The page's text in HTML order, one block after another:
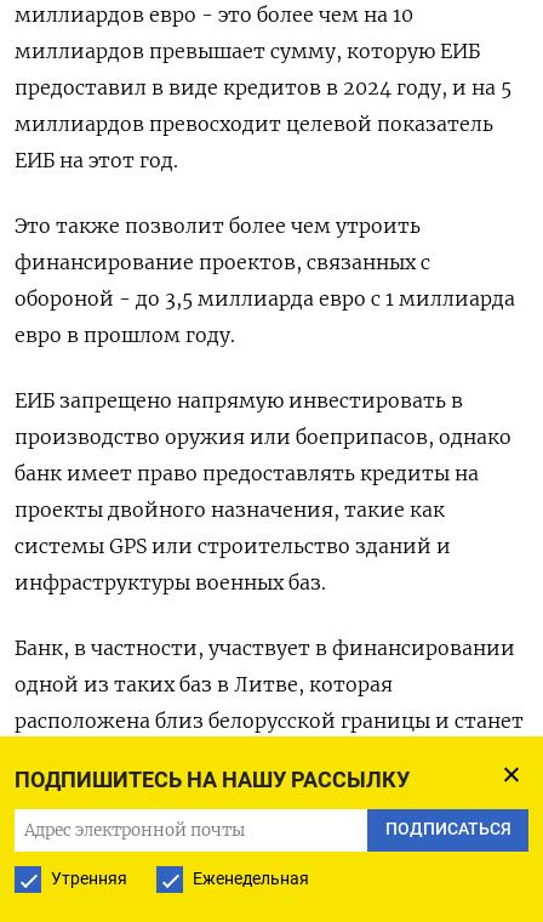
ПОДПИШИТЕСЬ НА НАШУ РАССЫЛКУ
ПОДПИСАТЬСЯ
Утренняя Еженедельная
миллиардов евро - это более чем на 10
миллиардов превышает сумму, которую ЕИБ
предоставил в виде кредитов в 2024 году, и на 5
миллиардов превосходит целевой показатель
ЕИБ на этот год.
Это также позволит более чем утроить
финансирование проектов, связанных с
обороной - до 3,5 миллиарда евро с 1 миллиарда
евро в прошлом году.
ЕИБ запрещено напрямую инвестировать в
производство оружия или боеприпасов, однако
банк имеет право предоставлять кредиты на
проекты двойного назначения, такие как
системы GPS или строительство зданий и
инфраструктуры военных баз.
Банк, в частности, участвует в финансировании
одной из таких баз в Литве, которая
расположена близ белорусской границы и станет
Германии; впервые со Второй мировой войны
немецкие войска будут размещены за рубежом
на постоянной основе.